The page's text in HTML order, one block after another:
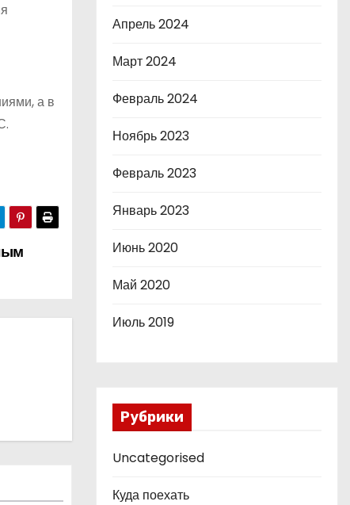
а в
Апрель 2024
Март 2024
Февраль 2024
Ноябрь 2023
Февраль 2023
Январь 2023
Июнь 2020
Май 2020
Июль 2019
Рубрики
Uncategorised
Куда поехать